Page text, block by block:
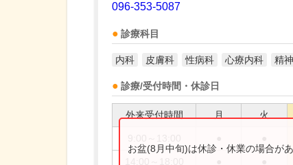
096-353-5087
診療科目
内科 皮膚科 性病科 心療内科 精
診療/受付時間・休診日
外来受付時間 月 火
お盆(8月中旬)は休診・休業の場合が